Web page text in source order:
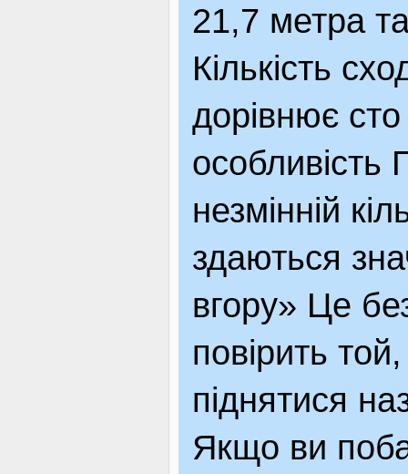
21,7 метра
Кількість
дорівнює
особливість
незмінній
здаються
вгору» Це
повірить
піднятися
Якщо ви